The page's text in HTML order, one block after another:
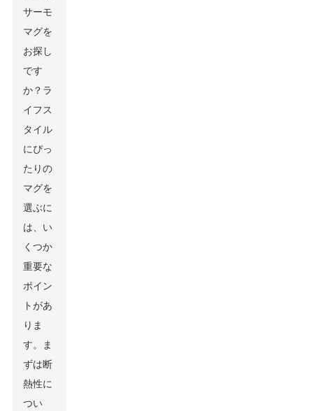
サーモ
マグを
お探し
です
か？ラ
イフス
タイル
にぴっ
たりの
マグを
選ぶに
は、い
くつか
重要な
ポイン
トがあ
りま
す。ま
ずは断
熱性に
つい